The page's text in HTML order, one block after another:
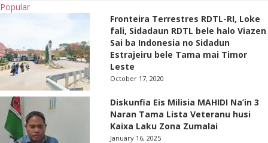
Popular
Fronteira Terrestres RDTL-RI, Loke
fali, Sidadaun RDTL bele halo Viazen
Sai ba Indonesia no Sidadun
Estrajeiru bele Tama mai Timor
Leste
October 17, 2020
Diskunfia Eis Milisia MAHIDI Na’in 3
Naran Tama Lista Veteranu husi
Kaixa Laku Zona Zumalai
January 16, 2025